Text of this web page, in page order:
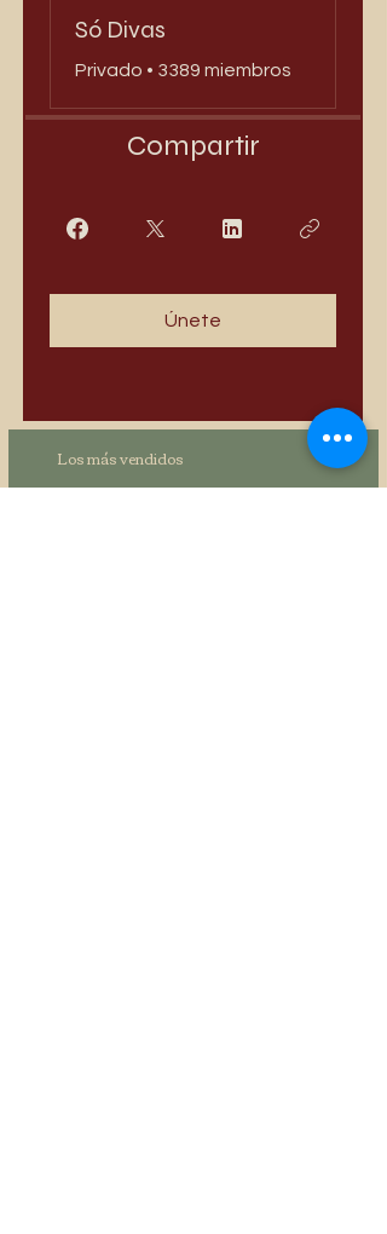
Só Divas
Privado • 3389 miembros
Compartir
Únete
Los más vendidos